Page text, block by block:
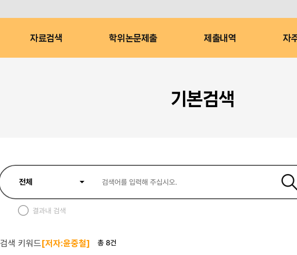
자료검색 학위논문제출 제출내역 자
기본검색
결과내 검색
검색 키워드[저자:윤중철] 총 8건